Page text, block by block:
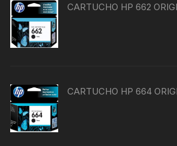
CARTUCHO HP 662
CARTUCHO HP 664